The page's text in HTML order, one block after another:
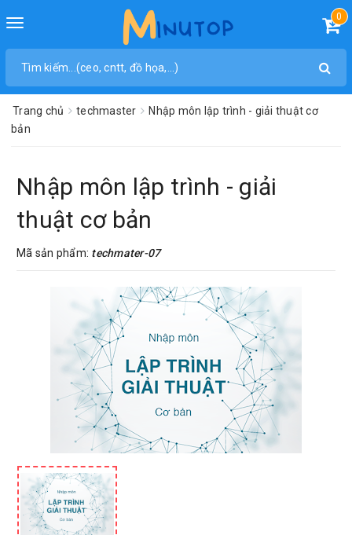
Toggle
0
Trang chủ techmaster
Nhập môn lập trình - giải thuật cơ
bản
Nhập môn lập trình - giải
thuật cơ bản
Mã sản phẩm: techmater-07